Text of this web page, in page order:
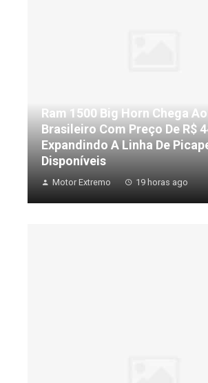
Ram 1500 Big Horn Chega
Brasileiro Com Preço De R$
Expandindo A Linha De
Disponíveis
Motor Extremo 19 horas ago